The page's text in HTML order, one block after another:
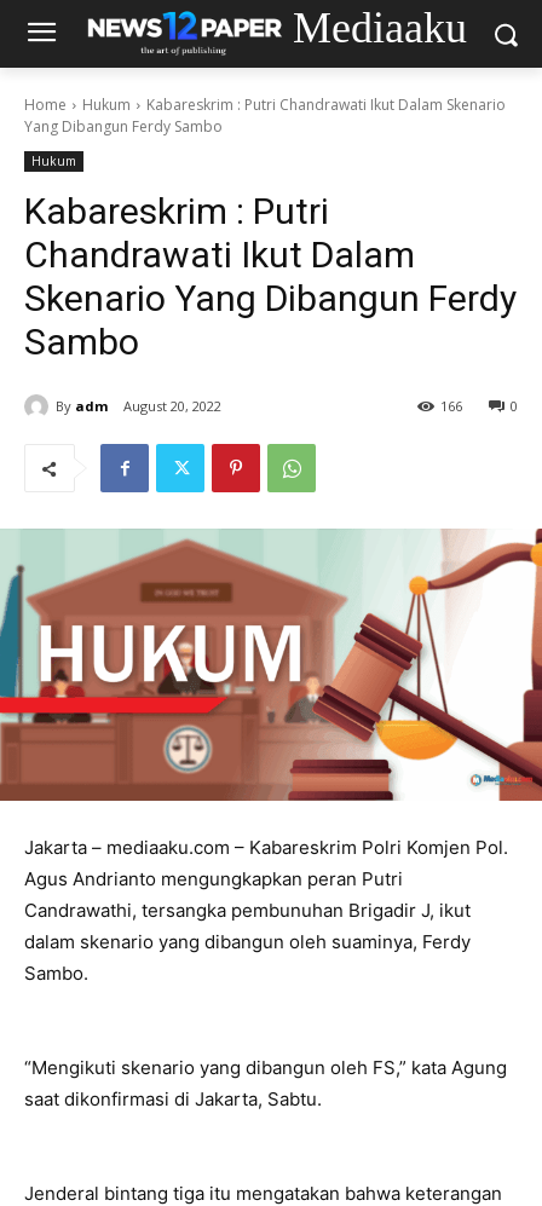
Mediaaku
Home Hukum
Kabareskrim : Putri Chandrawati Ikut Dalam Skenario
Yang Dibangun Ferdy Sambo
Hukum
Kabareskrim : Putri
Chandrawati Ikut Dalam
Skenario Yang Dibangun Ferdy
Sambo
By adm August 20, 2022 0
166
Jakarta – mediaaku.com – Kabareskrim Polri Komjen Pol.
Agus Andrianto mengungkapkan peran Putri
Candrawathi, tersangka pembunuhan Brigadir J, ikut
dalam skenario yang dibangun oleh suaminya, Ferdy
Sambo.
“Mengikuti skenario yang dibangun oleh FS,” kata Agung
saat dikonfirmasi di Jakarta, Sabtu.
Jenderal bintang tiga itu mengatakan bahwa keterangan